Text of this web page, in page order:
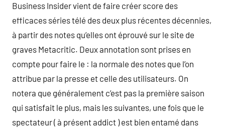
Business Insider vient de faire créer score des
efficaces séries télé des deux plus récentes décennies,
à partir des notes qu’elles ont éprouvé sur le site de
graves Metacritic. Deux annotation sont prises en
compte pour faire le : la normale des notes que l’on
attribue par la presse et celle des utilisateurs. On
notera que généralement c’est pas la première saison
qui satisfait le plus, mais les suivantes, une fois que le
spectateur ( à présent addict ) est bien entamé dans